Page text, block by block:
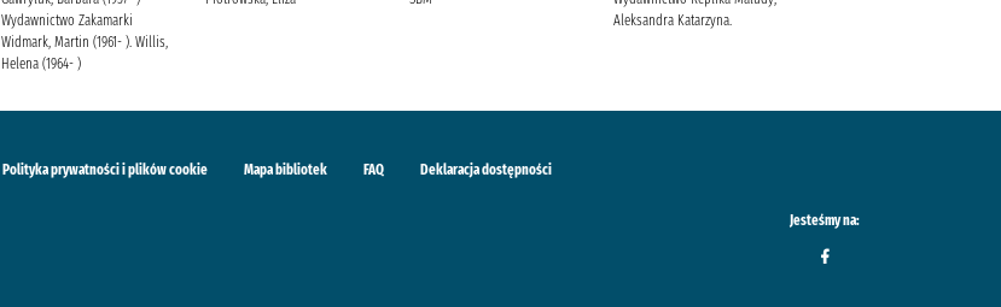
Wydawnictwo Zakamarki
Widmark, Martin (1961- ). Willis,
Helena (1964- )
Aleksandra Katarzyna.
Polityka prywatności i plików cookie Mapa bibliotek FAQ Deklaracja dostępności
Jesteśmy na: